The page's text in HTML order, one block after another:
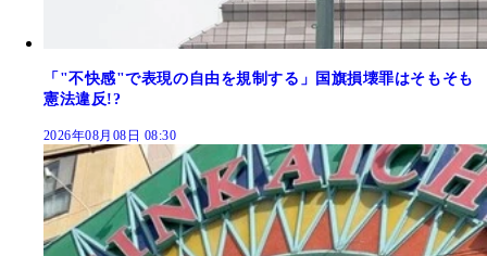
「"不快感"で表現の自由を規制する」国旗損壊罪はそもそも
憲法違反!?
2026年08月08日 08:30